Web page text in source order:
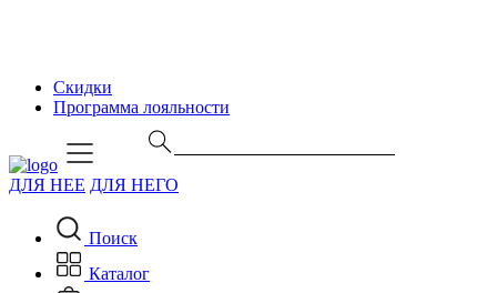
Скидки
Программа лояльности
ДЛЯ НЕЕ ДЛЯ НЕГО
Поиск
Каталог